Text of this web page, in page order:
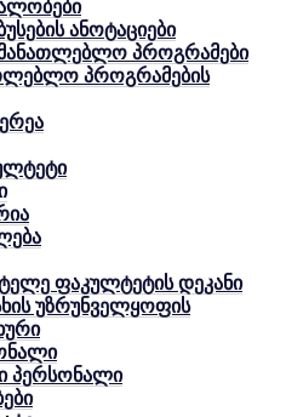
ანოტაციები
პროგრამები
პროგრამების
ფაკულტეტის დეკანი
უზრუნველყოფის
პერსონალი